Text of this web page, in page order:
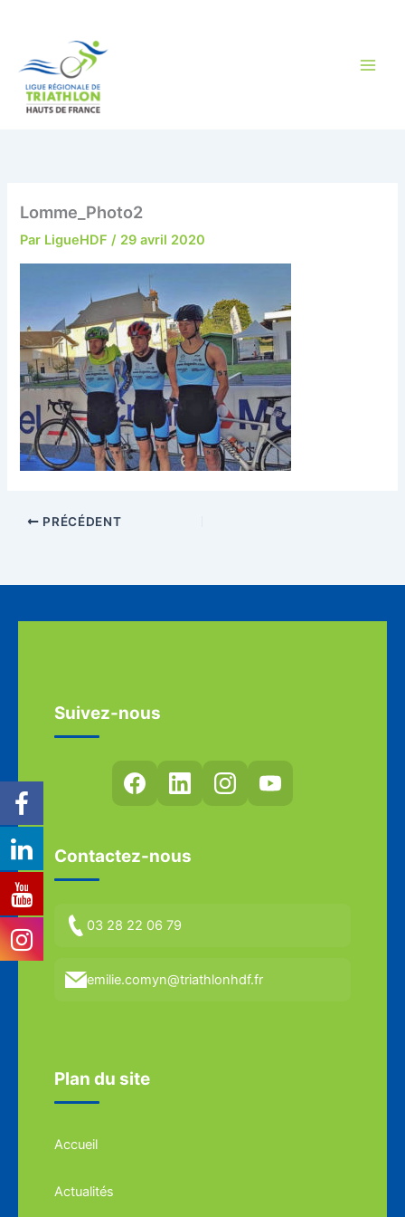
Lomme_Photo2
Par LigueHDF/ 29 avril 2020
PRÉCÉDENT
Suivez-nous
Contactez-nous
03 28 22 06 79
emilie.comyn@triathlonhdf.fr
Plan du site
Accueil
Actualités